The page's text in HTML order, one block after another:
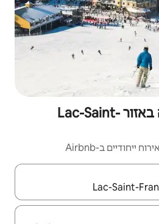
או לעיין בעזרת תנועות מגע או החלקה.